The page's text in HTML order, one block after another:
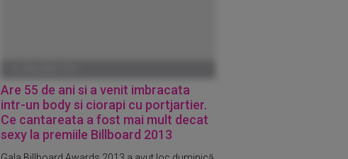
Are 55 de ani si a venit imbracata
intr-un body si ciorapi cu portjartier.
Ce cantareata a fost mai mult decat
sexy la premiile Billboard 2013